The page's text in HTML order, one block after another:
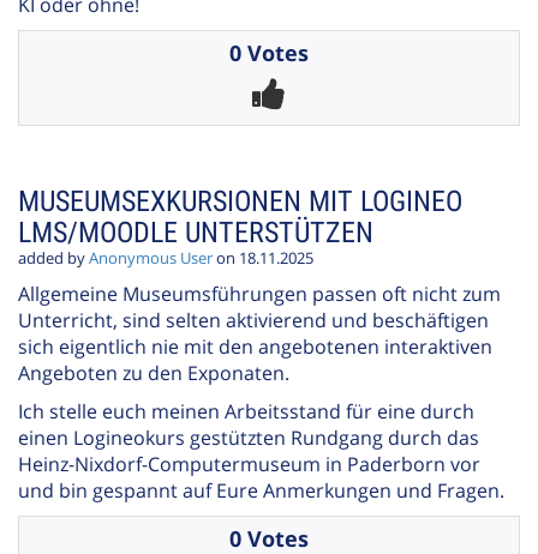
0 Votes
MUSEUMSEXKURSIONEN MIT LOGINEO
LMS/MOODLE UNTERSTÜTZEN
added byAnonymous Useron 18.11.2025
Allgemeine Museumsführungen passen oft nicht zum
Unterricht, sind selten aktivierend und beschäftigen
sich eigentlich nie mit den angebotenen interaktiven
Angeboten zu den Exponaten.
Ich stelle euch meinen Arbeitsstand für eine durch
einen Logineokurs gestützten Rundgang durch das
Heinz-Nixdorf-Computermuseum in Paderborn vor
und bin gespannt auf Eure Anmerkungen und Fragen.
0 Votes